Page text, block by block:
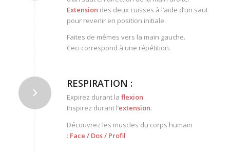
Extension des deux cuisses à l’aide d’un saut
pour revenir en position initiale.
Faites de mêmes vers la main gauche.
Ceci correspond à une répétition.
RESPIRATION :
Expirez durant la flexion.
Inspirez durant l’extension.
Découvrez les muscles du corps humain
: Face / Dos/ Profil